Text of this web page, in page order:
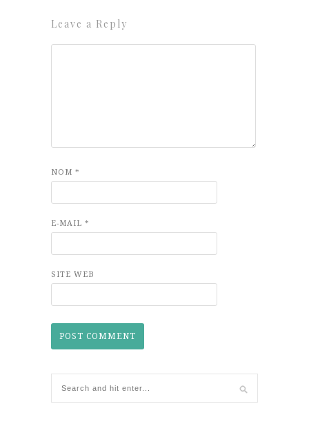
Leave a Reply
NOM *
E-MAIL *
SITE WEB